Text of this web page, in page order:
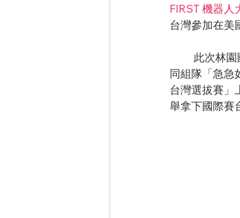
FIRST 機器人
台灣參加在美
同組隊「急急
台灣選拔賽」
舉拿下國際賽